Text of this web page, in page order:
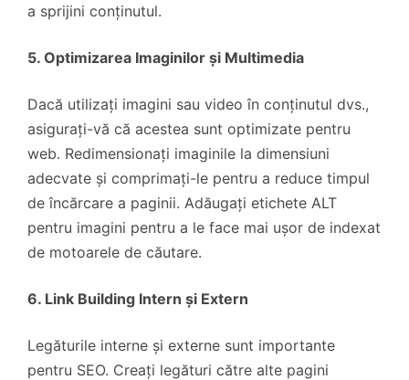
a sprijini conținutul.
5. Optimizarea Imaginilor și Multimedia
Dacă utilizați imagini sau video în conținutul dvs.,
asigurați-vă că acestea sunt optimizate pentru
web. Redimensionați imaginile la dimensiuni
adecvate și comprimați-le pentru a reduce timpul
de încărcare a paginii. Adăugați etichete ALT
pentru imagini pentru a le face mai ușor de indexat
de motoarele de căutare.
6. Link Building Intern și Extern
Legăturile interne și externe sunt importante
pentru SEO. Creați legături către alte pagini